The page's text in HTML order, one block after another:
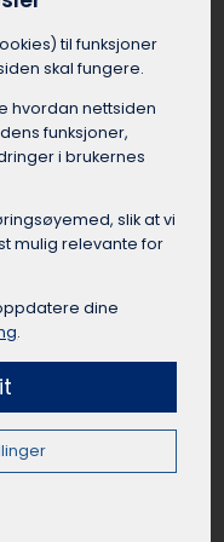
ved å reise
i Randaberg
og annen
spesiell og
i Randaberg
for logistikk
som skal på
med sjåfør. Da
kjøre, og kan
Et
har
barn i
til funksjoner
skal fungere.
hvordan nettsiden
funksjoner,
i brukernes
slik at vi
mulig relevante for
dine
.